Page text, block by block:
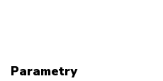
Parametry